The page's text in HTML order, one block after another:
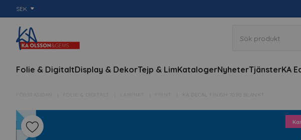
SEK
Folie & DigitaltDisplay & DekorTejp & LimKatalogerNyheterTjänsterKA
FÖRSTASIDAN FOLIE & DIGITALT LAMINAT PRINT KA DECAL FINISH 70.80 BLANKT